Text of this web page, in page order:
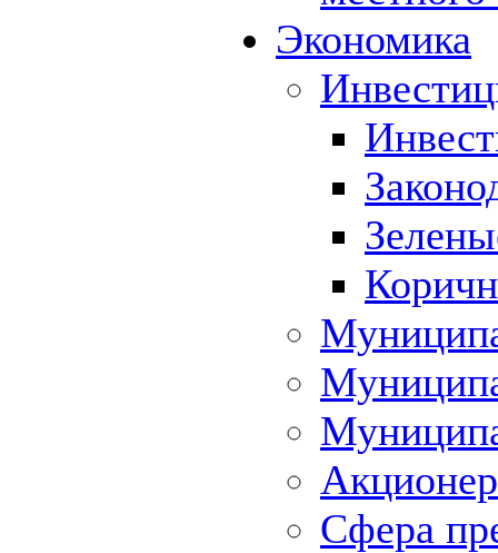
Экономика
Сфера